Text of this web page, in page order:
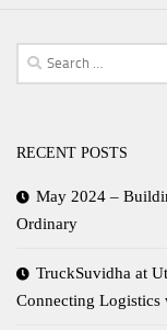
Search
for:
RECENT POSTS
May 2024 –
Ordinary
TruckSuvidha at
Connecting